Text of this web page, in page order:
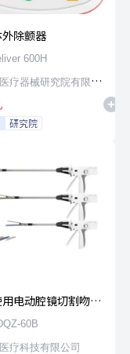
除颤器
600H
疗器械研究院有限公
研究院
电动腔镜切割吻合
60B
疗科技有限公司